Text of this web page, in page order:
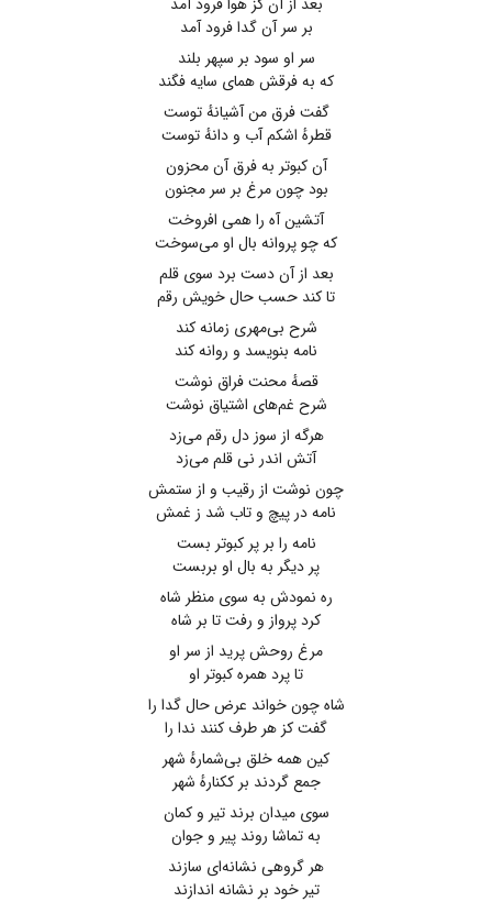
بر سر آن گدا فرود آمد
سر او سود بر سپهر بلند
که به فرقش همای سایه فگند
گفت فرق من آشیانهٔ توست
قطرهٔ اشکم آب و دانهٔ توست
آن کبوتر به فرق آن محزون
بود چون مرغ بر سر مجنون
آتشین آه را همی افروخت
که چو پروانه بال او می‌سوخت
بعد از آن دست برد سوی قلم
تا کند حسب حال خویش رقم
شرح بی‌مهری زمانه کند
نامه بنویسد و روانه کند
قصهٔ محنت فراق نوشت
شرح غم‌های اشتیاق نوشت
هرگه از سوز دل رقم می‌زد
آتش اندر نی قلم می‌زد
چون نوشت از رقیب و از ستمش
نامه در پیچ و تاب شد ز غمش
نامه را بر پر کبوتر بست
پر دیگر به بال او بربست
ره نمودش به سوی منظر شاه
کرد پرواز و رفت تا بر شاه
مرغ روحش پرید از سر او
تا پرد همره کبوتر او
شاه چون خواند عرض حال گدا را
گفت کز هر طرف کنند ندا را
کین همه خلق بی‌شمارهٔ شهر
جمع گردند بر ککنارهٔ شهر
سوی میدان برند تیر و کمان
به تماشا روند پیر و جوان
هر گروهی نشانه‌ای سازند
تیر خود بر نشانه اندازند